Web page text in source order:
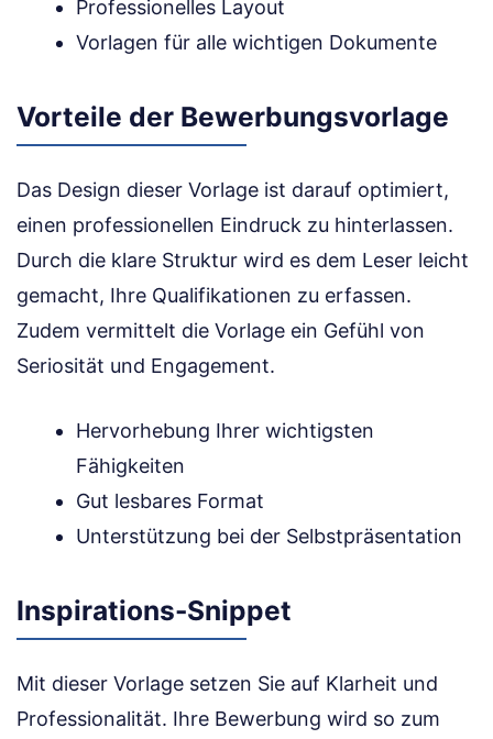
Professionelles Layout
Vorlagen für alle wichtigen Dokumente
Vorteile der Bewerbungsvorlage
Das Design dieser Vorlage ist darauf optimiert,
einen professionellen Eindruck zu hinterlassen.
Durch die klare Struktur wird es dem Leser leicht
gemacht, Ihre Qualifikationen zu erfassen.
Zudem vermittelt die Vorlage ein Gefühl von
Seriosität und Engagement.
Hervorhebung Ihrer wichtigsten
Fähigkeiten
Gut lesbares Format
Unterstützung bei der Selbstpräsentation
Inspirations-Snippet
Mit dieser Vorlage setzen Sie auf Klarheit und
Professionalität. Ihre Bewerbung wird so zum